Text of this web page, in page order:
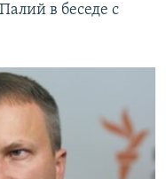
в беседе с